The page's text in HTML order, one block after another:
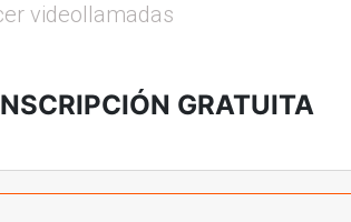
videollamadas
GRATUITA